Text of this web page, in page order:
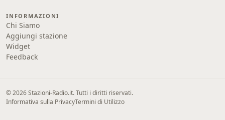
INFORMAZIONI
Chi Siamo
Aggiungi stazione
Widget
Feedback
© 2026 Stazioni-Radio.it. Tutti i diritti riservati.
Informativa sulla PrivacyTermini di Utilizzo